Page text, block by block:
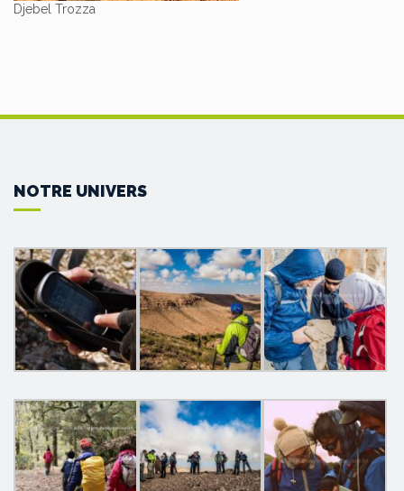
Djebel Trozza
NOTRE UNIVERS